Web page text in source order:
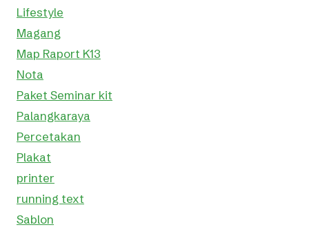
Lifestyle
Magang
Map Raport K13
Nota
Paket Seminar kit
Palangkaraya
Percetakan
Plakat
printer
running text
Sablon